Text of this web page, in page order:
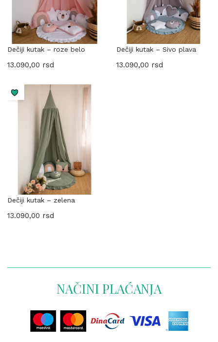
Dečiji kutak – roze belo
13.090,00 rsd
Dečiji kutak – Sivo plava
13.090,00 rsd
Dečiji kutak – zelena
13.090,00 rsd
NAČINI PLAĆANJA